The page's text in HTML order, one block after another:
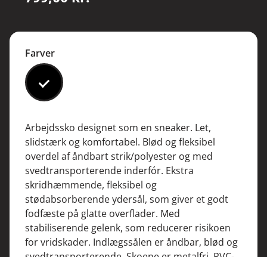
Farver
#000000
Arbejdssko designet som en sneaker. Let,
slidstærk og komfortabel. Blød og fleksibel
overdel af åndbart strik/polyester og med
svedtransporterende inderfór. Ekstra
skridhæmmende, fleksibel og
stødabsorberende ydersål, som giver et godt
fodfæste på glatte overflader. Med
stabiliserende gelenk, som reducerer risikoen
for vridskader. Indlægssålen er åndbar, blød og